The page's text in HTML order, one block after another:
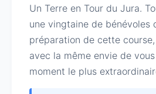
Un Terre en Tour du Jura.
une vingtaine de bénévoles
préparation de cette
avec la même envie de
moment le plus